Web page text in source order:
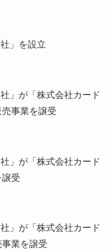
」を設立
」が「株式会社カード
事業を譲受
」が「株式会社カード
受
」が「株式会社カード
業を譲受